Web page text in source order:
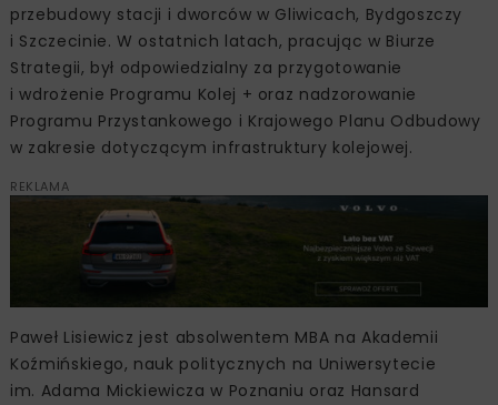
przebudowy stacji i dworców w Gliwicach, Bydgoszczy
i Szczecinie. W ostatnich latach, pracując w Biurze
Strategii, był odpowiedzialny za przygotowanie
i wdrożenie Programu Kolej + oraz nadzorowanie
Programu Przystankowego i Krajowego Planu Odbudowy
w zakresie dotyczącym infrastruktury kolejowej.
REKLAMA
Paweł Lisiewicz jest absolwentem MBA na Akademii
Koźmińskiego, nauk politycznych na Uniwersytecie
im. Adama Mickiewicza w Poznaniu oraz Hansard